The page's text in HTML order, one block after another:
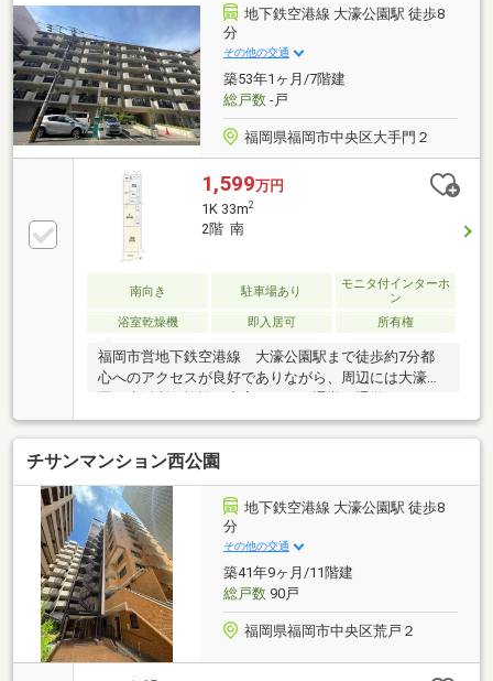
地下鉄空港線 大濠公園駅 徒歩8
分
その他の交通
築53年1ヶ月/7階建
総戸数-戸
福岡県福岡市中央区大手門２
1,599万円
1K 33m2
2階 南
南向き 駐車場あり
モニタ付インターホ
ン
浴室乾燥機
即入居可 所有権
福岡市営地下鉄空港線 大濠公園駅まで徒歩約7分都
心へのアクセスが良好でありながら、周辺には大濠公
ん休日も快適に過ごせる住環境が魅力♪お部屋は33㎡
のゆとりある1Kタイプ。約6帖の洋室はベットを配置
しても余裕があり、1人暮らしの方や在宅ワークをさ
れる方におすすめです☆フルリフォーム済みのため、
室内は綺麗な状態です。キッチンや浴室、トイレなど
の水回りも清潔感があり、新生活を気持ちよくスター
トできます☆さらに、大濠公園が近く、ジョギングや
散歩、休日のリフレッシュにも最適。都心に住みなが
ら、自然を身近に感じられる点もこの物件ならではの
魅力♪
チサンマンション西公園
地下鉄空港線 大濠公園駅 徒歩8
分
その他の交通
築41年9ヶ月/11階建
総戸数90戸
福岡県福岡市中央区荒戸２